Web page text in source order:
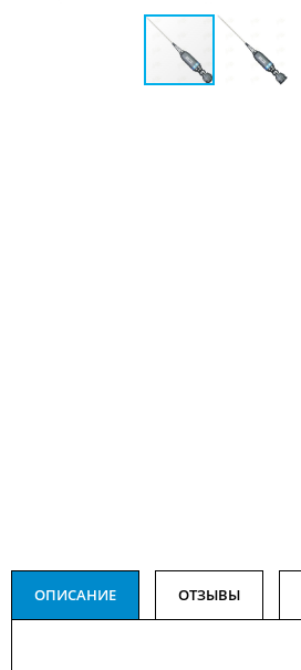
ОПИСАНИЕ ОТЗЫВЫ